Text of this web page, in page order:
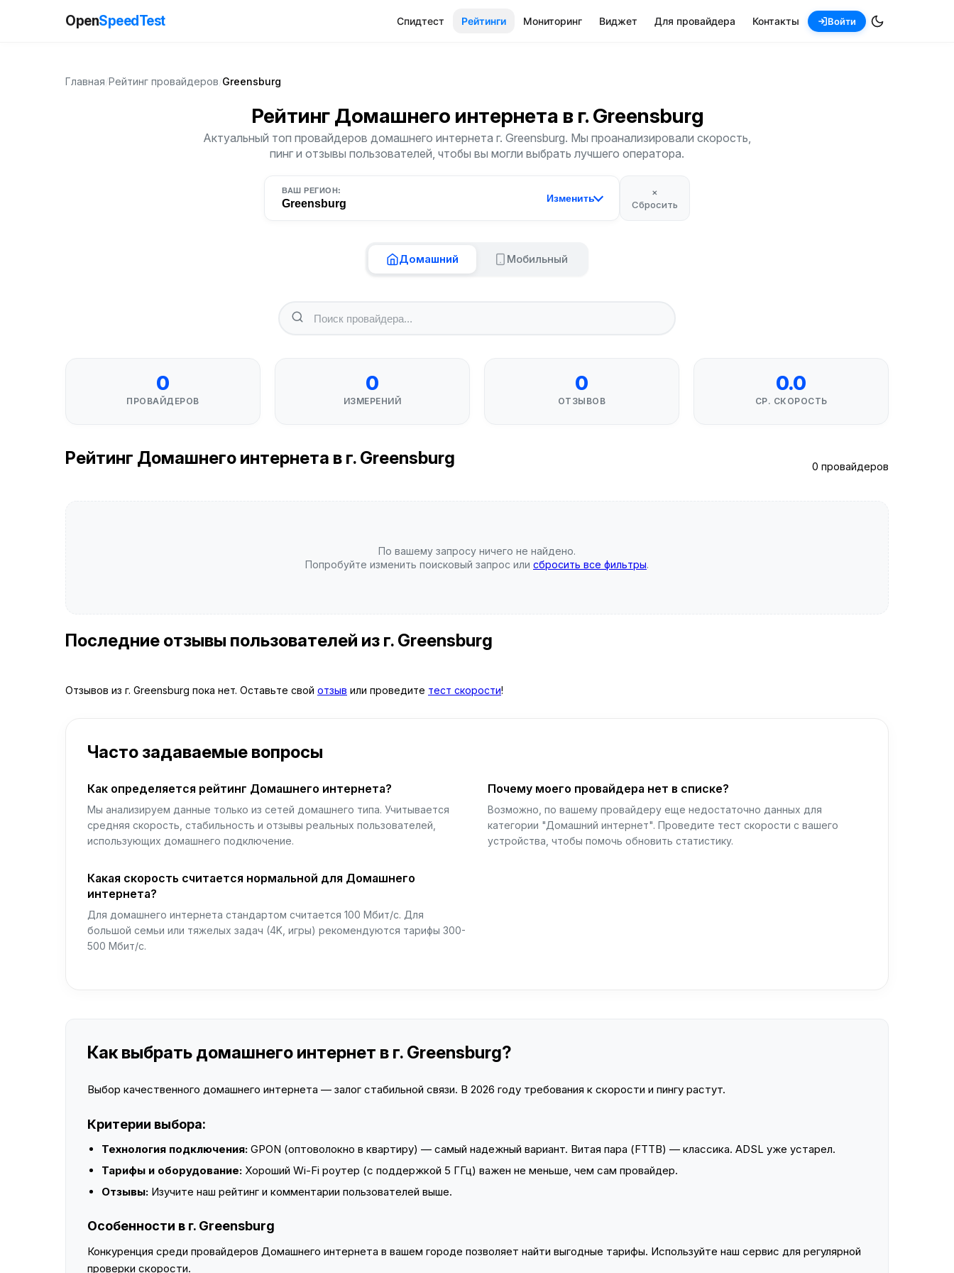
OpenSpeedTest Спидтест Рейтинги Мониторинг Виджет Для провайдера Контакты Войти
Главная Рейтинг провайдеров Greensburg
Рейтинг Домашнего интернета в г. Greensburg
Актуальный топ провайдеров домашнего интернета г. Greensburg. Мы проанализировали скорость,
пинг и отзывы пользователей, чтобы вы могли выбрать лучшего оператора.
ВАШ РЕГИОН:
Greensburg Изменить
×
Сбросить
Домашний Мобильный
0
ПРОВАЙДЕРОВ
0
ИЗМЕРЕНИЙ
0
ОТЗЫВОВ
0.0
СР. СКОРОСТЬ
Рейтинг Домашнего интернета в г. Greensburg 0 провайдеров
По вашему запросу ничего не найдено.
Попробуйте изменить поисковый запрос или сбросить все фильтры.
Последние отзывы пользователей из г. Greensburg
Отзывов из г. Greensburg пока нет. Оставьте свой отзыв или проведите тест скорости!
Часто задаваемые вопросы
Как определяется рейтинг Домашнего интернета?
Мы анализируем данные только из сетей домашнего типа. Учитывается
средняя скорость, стабильность и отзывы реальных пользователей,
использующих домашнего подключение.
Почему моего провайдера нет в списке?
Возможно, по вашему провайдеру еще недостаточно данных для
категории "Домашний интернет". Проведите тест скорости с вашего
устройства, чтобы помочь обновить статистику.
Какая скорость считается нормальной для Домашнего
интернета?
Для домашнего интернета стандартом считается 100 Мбит/с. Для
большой семьи или тяжелых задач (4K, игры) рекомендуются тарифы 300-
500 Мбит/с.
Как выбрать домашнего интернет в г. Greensburg?
Выбор качественного домашнего интернета — залог стабильной связи. В 2026 году требования к скорости и пингу растут.
Критерии выбора:
Технология подключения: GPON (оптоволокно в квартиру) — самый надежный вариант. Витая пара (FTTB) — классика. ADSL уже устарел.
Тарифы и оборудование: Хороший Wi-Fi роутер (с поддержкой 5 ГГц) важен не меньше, чем сам провайдер.
Отзывы: Изучите наш рейтинг и комментарии пользователей выше.
Особенности в г. Greensburg
Конкуренция среди провайдеров Домашнего интернета в вашем городе позволяет найти выгодные тарифы. Используйте наш сервис для регулярной
проверки скорости.